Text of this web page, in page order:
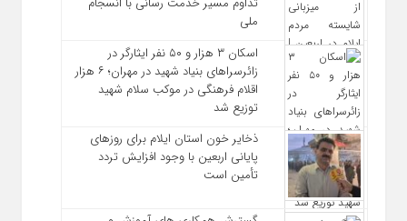
ملی
اسکان ۳ هزار و ۵۰ نفر ایثارگر در
زائرسراهای بنیاد شهید در مهران؛ ۶ هزار
اقلام فرهنگی در موکب سلام شهید
توزیع شد
ذخایر خون استان ایلام برای روزهای
پایانی اربعین با وجود افزایش تردد
تأمین است